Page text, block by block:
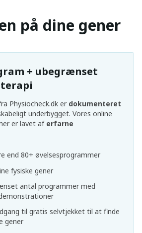
på dine gener
+ ubegrænset
Physiocheck.dk er dokumenteret
underbygget. Vores online
er lavet af erfarne
end 80+ øvelsesprogrammer
fysiske gener
antal programmer med
til gratis selvtjekket til at finde
gener